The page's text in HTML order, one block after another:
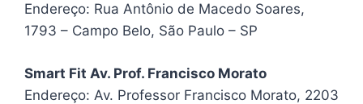
Endereço: Rua Antônio de Macedo Soares,
1793 – Campo Belo, São Paulo – SP
Smart Fit Av. Prof. Francisco Morato
Endereço: Av. Professor Francisco Morato, 2203